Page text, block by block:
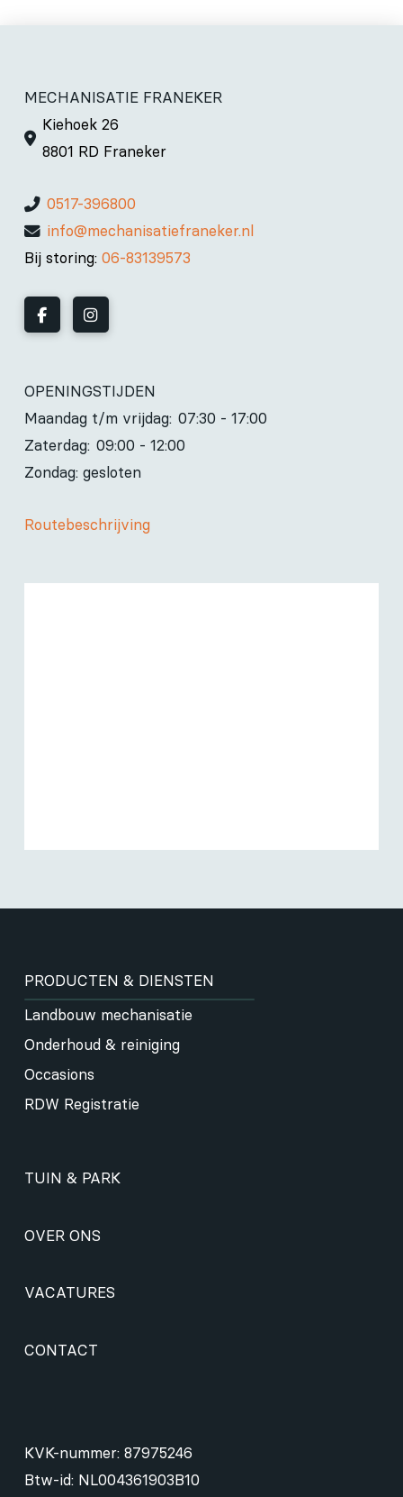
MECHANISATIE FRANEKER
Kiehoek 26
8801 RD Franeker
0517-396800
info@mechanisatiefraneker.nl
Bij storing: 06-83139573
OPENINGSTIJDEN
Maandag t/m vrijdag: 07:30 - 17:00
Zaterdag: 09:00 - 12:00
Zondag: gesloten
Routebeschrijving
PRODUCTEN & DIENSTEN
Landbouw mechanisatie
Onderhoud & reiniging
Occasions
RDW Registratie
TUIN & PARK
OVER ONS
VACATURES
CONTACT
KVK-nummer: 87975246
Btw-id: NL004361903B10